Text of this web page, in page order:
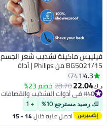
فيليبس ماكينة تشذيب شعر الجسم
BG5021/15 من Philips | أداة
تشذيب الجسم والفخذين المقاومة
للماء | أداة لحلاقة شعر الجسم،
مشط قابل للتعديل بـ 3 إعدادات
للطول | 60 دقيقة من الاستخدام
اللاسلكي، حماية للبشرة، ملحق
للوصول إلى الظهر
4.3
741
د.ك‏22.04
28.70خصم 23%
#40 في أدوات التشذيب والقصافات
#40 في أدوات التشذيب والقصافات
لك رصيد مسترجع 10% + 1
احصل عليه خلال 14 - 15